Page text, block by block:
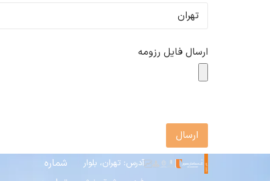
ارسال فایل رزومه
ارسال
آدرس: تهران، بلوار
شماره